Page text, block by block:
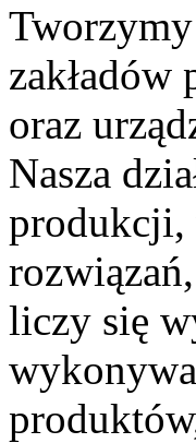
zakładów
oraz
Nasza
produkcji,
liczy się